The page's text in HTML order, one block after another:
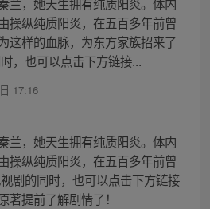
操纵纯质阳炎，在五百多年前曾
这样的血脉，为东方家族招来了
，也可以点击下方链接...
17:16
兰，她天生拥有纯质阳炎。体内
操纵纯质阳炎，在五百多年前曾
剧的同时，也可以点击下方链接
著提前了解剧情了！